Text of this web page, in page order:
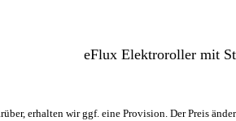
eFlux Elektroroller mit
erhalten wir ggf. eine Provision. Der Preis